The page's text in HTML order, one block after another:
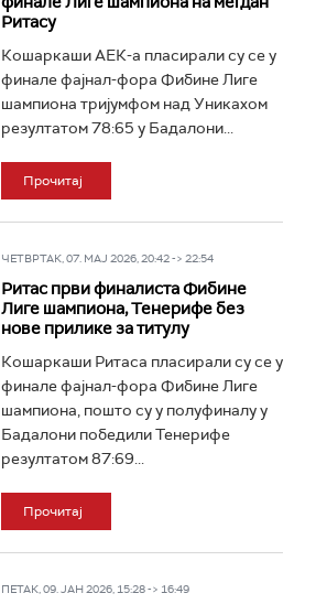
Ритасу
Кошаркаши АЕК-а пласирали су се у
финале фајнал-фора Фибине Лиге
шампиона тријумфом над Уникахом
резултатом 78:65 у Бадалони...
Прочитај
ЧЕТВРТАК, 07. МАЈ 2026, 20:42 -> 22:54
Ритас први финалиста Фибине
Лиге шампиона, Тенерифе без
нове прилике за титулу
Кошаркаши Ритаса пласирали су се у
финале фајнал-фора Фибине Лиге
шампиона, пошто су у полуфиналу у
Бадалони победили Тенерифе
резултатом 87:69...
Прочитај
ПЕТАК, 09. ЈАН 2026, 15:28 -> 16:49